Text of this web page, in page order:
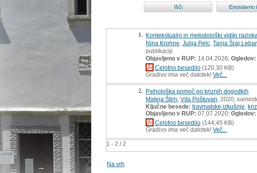
1 - 2 / 2
1. Kontekstualni in metodološki vidiki
Nina Krohne Julija Pelc Tanja Šraj Lebar,
publikaciji
Objavljeno v RUP: 14.04.2026; Ogledov:
Celotno besedilo (120,30 KB)
Gradivo ima več datotek! Več...
2. Psihološka pomoč po kriznih dogodkih
Mateja Štirn Vita Poštuvan , 2020,
Ključne besede: travmatske izkušnje
Objavljeno v RUP: 07.07.2020; Ogledov:
Celotno besedilo (144,45 KB)
Gradivo ima več datotek! Več...
Na vrh